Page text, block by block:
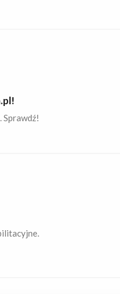
Sprawdź!